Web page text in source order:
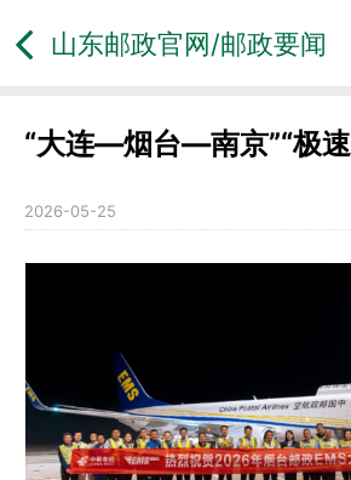
山东邮政官网/邮政要闻
“大连—烟台—南京”“极
2026-05-25